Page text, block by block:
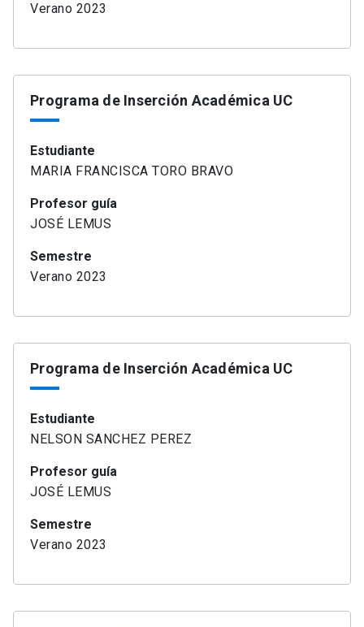
Verano 2023
Programa de Inserción Académica UC
Estudiante
MARIA FRANCISCA TORO BRAVO
Profesor guía
JOSÉ LEMUS
Semestre
Verano 2023
Programa de Inserción Académica UC
Estudiante
NELSON SANCHEZ PEREZ
Profesor guía
JOSÉ LEMUS
Semestre
Verano 2023